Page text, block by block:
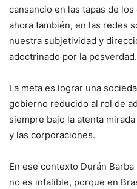
cansancio en las tapas de
ahora también, en las redes
nuestra subjetividad y
adoctrinado por la posverdad.
La meta es lograr una
gobierno reducido al rol de
siempre bajo la atenta
y las corporaciones.
En ese contexto Durán
no es infalible, porque en